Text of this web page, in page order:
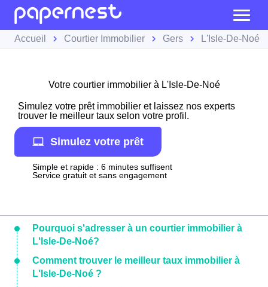
Accueil Courtier Immobilier Gers L'Isle-De-Noé
Votre courtier immobilier à L'Isle-De-Noé
Simulez votre prêt immobilier et laissez nos experts
trouver le meilleur taux selon votre profil.
Simulez votre prêt
Simple et rapide : 6 minutes suffisent
Service gratuit et sans engagement
Pourquoi s'adresser à un courtier immobilier à
L'Isle-De-Noé?
Comment trouver le meilleur taux immobilier à
L'Isle-De-Noé ?